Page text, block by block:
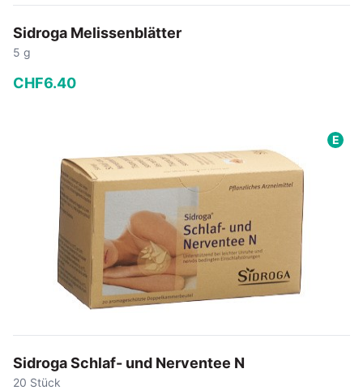
Sidroga Melissenblätter
5 g
CHF6.40
In den Warenkorb
E
Sidroga Schlaf- und Nerventee N
20 Stück